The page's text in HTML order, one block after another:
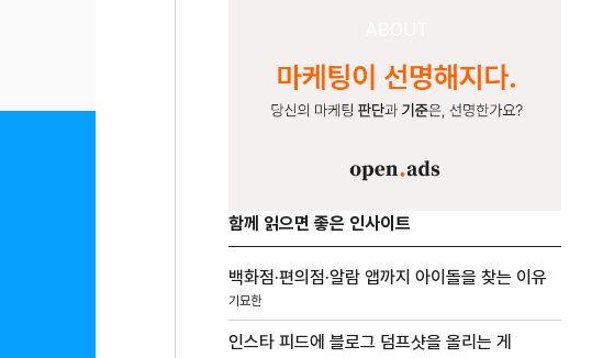
함께 읽으면 좋은 인사이트
백화점·편의점·알람 앱까지 아이돌을 찾는 이유
기묘한
인스타 피드에 블로그 덤프샷을 올리는 게